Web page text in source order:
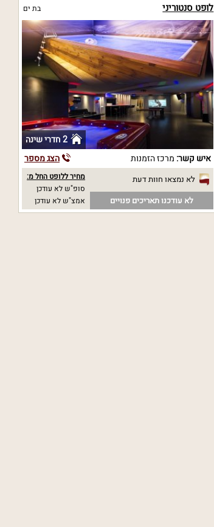
לופט סנטוריני בת ים
2 חדרי שינה
איש קשר: מרכז הזמנות הצג מספר
לא נמצאו חוות דעת
לא עודכנו תאריכים פנויים
מחיר ללופט החל מ:
סופ"ש לא עודכן
אמצ"ש לא עודכן